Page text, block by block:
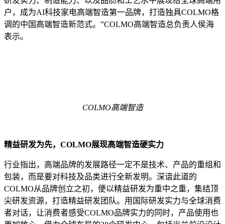
户，成为AI科技家电高端智造第一品牌，打造独具COLMO格
调的中国高端智造新范式。”COLMO高端智造总负责人侯海
表示。
COLMO高端智造
精益研发为先，COLMO展现高端智造硬实力
行业指出，高端品牌的发展路径一定不是技术、产品的重组和
包装，而是要对科技及品类进行全新发明。深谙此道的
COLMO从品牌创立之初，便以精益研发为重中之重，集结顶
尖研发资源，打造精益研发团队。用国际研发实力与全球消费
者对话，让消费者感受COLMO品牌实力的同时，产品使用也